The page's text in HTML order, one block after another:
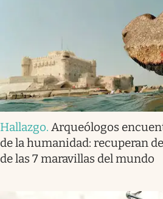
Hallazgo. Arqueólogos
de la humanidad: recuperan
de las 7 maravillas del mundo